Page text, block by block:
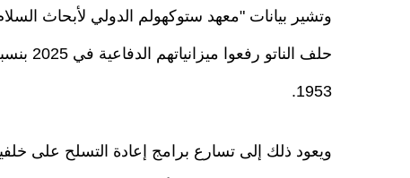
وتشير بيانات "معهد ستوكهولم الدولي لأبحاث
1953.
ويعود ذلك إلى تسارع برامج إعادة التسلح على